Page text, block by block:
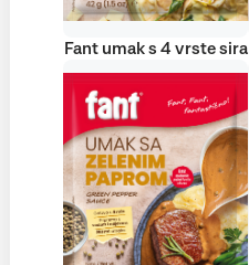
Fant umak s 4 vrste sira